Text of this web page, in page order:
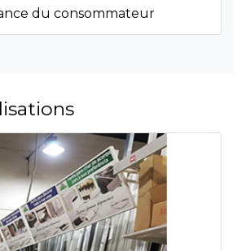
du consommateur